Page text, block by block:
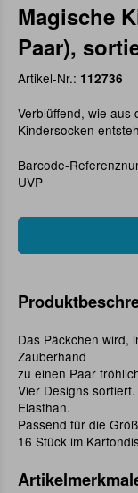
Magische
Paar),
Artikel-Nr.: 112736
Verblüffend, wie aus
Kindersocken
Barcode-
UVP
Das Päckchen wird,
Zauberhand
zu einen Paar
Vier Designs
Elasthan.
Passend für die
16 Stück im